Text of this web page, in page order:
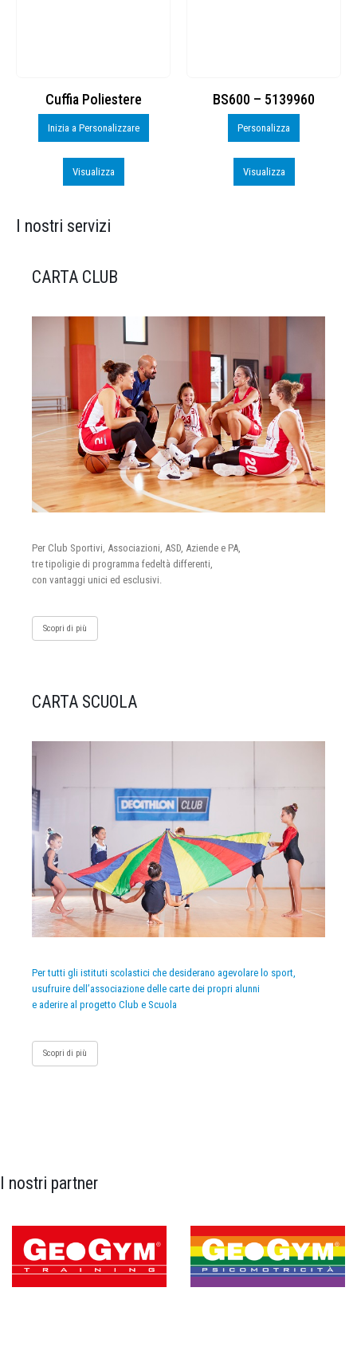
Cuffia Poliestere
Inizia a Personalizzare
Visualizza
BS600 – 5139960
Personalizza
Visualizza
I nostri servizi
CARTA CLUB
Per Club Sportivi, Associazioni, ASD, Aziende e PA,
tre tipoligie di programma fedeltà differenti,
con vantaggi unici ed esclusivi.
Scopri di più
CARTA SCUOLA
Per tutti gli istituti scolastici che desiderano agevolare lo sport,
usufruire dell’associazione delle carte dei propri alunni
e aderire al progetto Club e Scuola
Scopri di più
I nostri partner